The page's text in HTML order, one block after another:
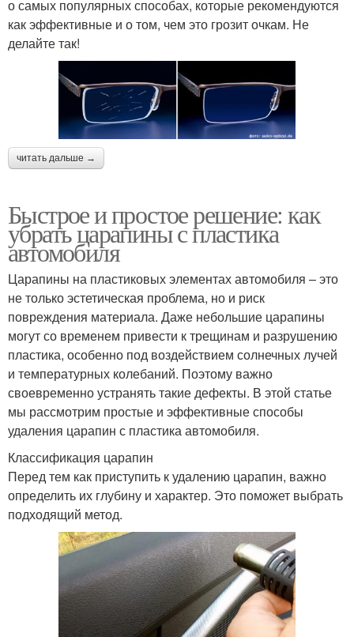
о самых популярных способах, которые рекомендуются
как эффективные и о том, чем это грозит очкам. Не
делайте так!
читать дальше →
Быстрое и простое решение: как
убрать царапины с пластика
автомобиля
Царапины на пластиковых элементах автомобиля – это
не только эстетическая проблема, но и риск
повреждения материала. Даже небольшие царапины
могут со временем привести к трещинам и разрушению
пластика, особенно под воздействием солнечных лучей
и температурных колебаний. Поэтому важно
своевременно устранять такие дефекты. В этой статье
мы рассмотрим простые и эффективные способы
удаления царапин с пластика автомобиля.
Классификация царапин
Перед тем как приступить к удалению царапин, важно
определить их глубину и характер. Это поможет выбрать
подходящий метод.